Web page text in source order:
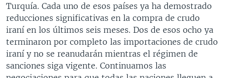
Turquía. Cada uno de esos países ya ha demostrado
reducciones significativas en la compra de crudo
iraní en los últimos seis meses. Dos de esos ocho ya
terminaron por completo las importaciones de crudo
iraní y no se reanudarán mientras el régimen de
sanciones siga vigente. Continuamos las